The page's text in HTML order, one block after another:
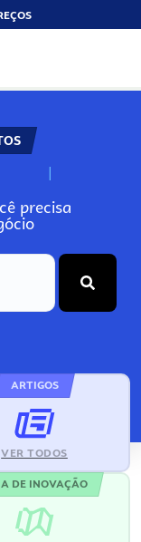
N
precisa
ARTIGOS
VER TODOS
DE INOVAÇÃO